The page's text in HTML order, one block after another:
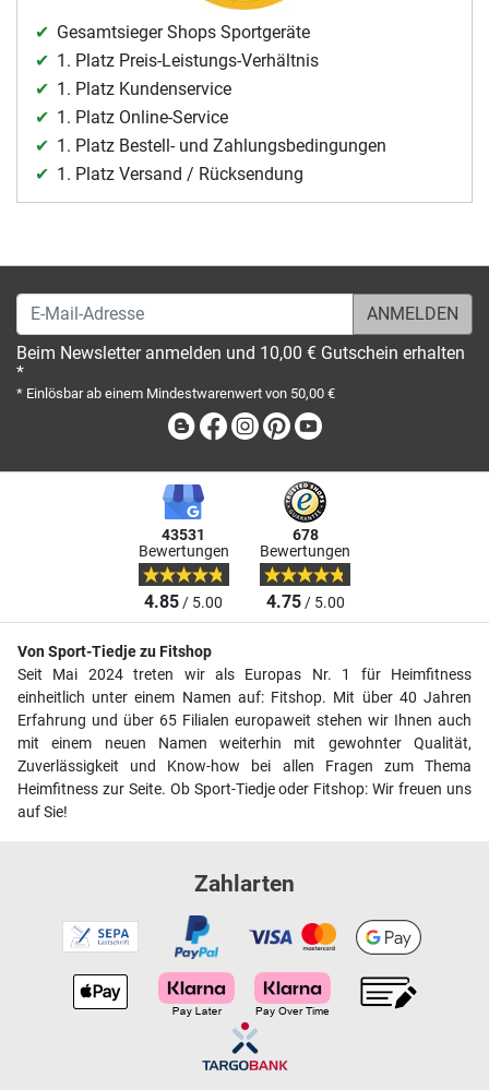
Gesamtsieger Shops Sportgeräte
1. Platz Preis-Leistungs-Verhältnis
1. Platz Kundenservice
1. Platz Online-Service
1. Platz Bestell- und Zahlungsbedingungen
1. Platz Versand / Rücksendung
E-Mail-Adresse
Beim Newsletter anmelden und 10,00 € Gutschein erhalten
*
* Einlösbar ab einem Mindestwarenwert von 50,00 €
BlogFacebook
Instagram
Pinterest
43531
Bewertungen
4.85/ 5.00
678
Bewertungen
4.75/ 5.00
Von Sport-Tiedje zu Fitshop
Seit Mai 2024 treten wir als Europas Nr. 1 für Heimfitness
einheitlich unter einem Namen auf: Fitshop. Mit über 40 Jahren
Erfahrung und über 65 Filialen europaweit stehen wir Ihnen auch
mit einem neuen Namen weiterhin mit gewohnter Qualität,
Zuverlässigkeit und Know-how bei allen Fragen zum Thema
Heimfitness zur Seite. Ob Sport-Tiedje oder Fitshop: Wir freuen uns
auf Sie!
Zahlarten